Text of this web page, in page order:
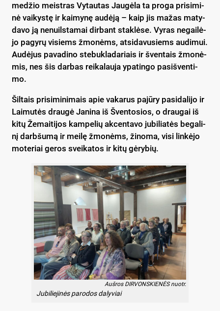
me­džio meist­ras Vy­tau­tas Jau­gė­la ta pro­ga pri­si­mi­
nė vai­kys­tę ir kai­my­nę au­dė­ją – kaip jis ma­žas ma­ty­
da­vo ją ne­nuils­ta­mai dir­bant stak­lė­se. Vy­ras ne­gai­lė­
jo pa­gy­rų vi­siems žmo­nėms, at­si­da­vu­siems au­di­mui.
Au­dė­jus pa­va­di­no ste­buk­la­da­riais ir šven­tais žmo­nė­
mis, nes šis dar­bas rei­ka­lau­ja ypa­tin­go pa­si­šven­ti­
mo.
Šil­tais pri­si­mi­ni­mais apie va­ka­rus pa­jū­ry pa­si­da­li­jo ir
Lai­mu­tės drau­gė Ja­ni­na iš Šven­to­sios, o drau­gai iš
ki­tų Že­mai­ti­jos kam­pe­lių ak­cen­ta­vo ju­bi­lia­tės be­ga­li­
nį darb­šu­mą ir mei­lę žmo­nėms, ži­no­ma, vi­si lin­kė­jo
mo­te­riai ge­ros svei­ka­tos ir ki­tų gė­ry­bių.
Auš­ros DIR­VONS­KIE­NĖS nuo­tr.
Ju­bi­lie­ji­nės pa­ro­dos da­ly­viai